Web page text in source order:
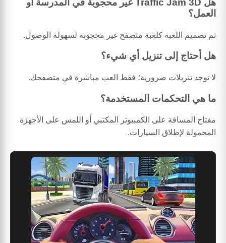
هل Traffic Jam 3D غير محجوبة في المدرسة أو
العمل؟
تم تصميم اللعبة كلعبة متصفح غير محجوبة لسهولة الوصول.
هل أحتاج إلى تنزيل أي شيء؟
لا توجد تنزيلات ضرورية؛ فقط العب مباشرة في متصفحك.
ما هي التحكمات المستخدمة؟
مفتاح المسافة على الكمبيوتر المكتبي أو اللمس على الأجهزة
المحمولة لإطلاق السيارات.